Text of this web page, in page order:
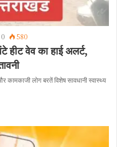
0 580
वेव का हाई अलर्ट,
लोग बरतें विशेष सावधानी स्वास्थ्य